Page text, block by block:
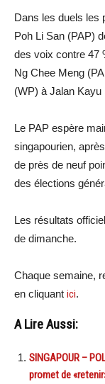
Dans les duels les
Poh Li San (PAP)
des voix contre 47
Ng Chee Meng
(WP) à Jalan
Le PAP espère
singapourien,
de près de neuf
des élections
Les résultats
de dimanche.
Chaque semaine,
en cliquant ici.
A Lire Aussi:
SINGAPOUR –
promet de